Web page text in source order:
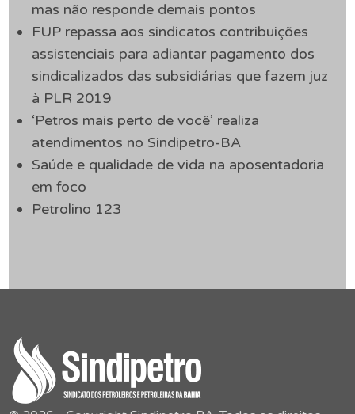
mas não responde demais pontos
FUP repassa aos sindicatos contribuições
assistenciais para adiantar pagamento dos
sindicalizados das subsidiárias que fazem juz
à PLR 2019
‘Petros mais perto de você’ realiza
atendimentos no Sindipetro-BA
Saúde e qualidade de vida na aposentadoria
em foco
Petrolino 123